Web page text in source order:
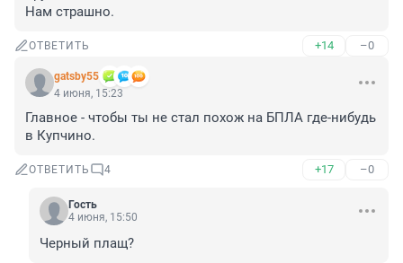
Нам страшно.
ОТВЕТИТЬ +14 –0
gatsby55
4 июня, 15:23
Главное - чтобы ты не стал похож на БПЛА где-нибудь
в Купчино.
ОТВЕТИТЬ 4 +17 –0
Гость
4 июня, 15:50
Черный плащ?